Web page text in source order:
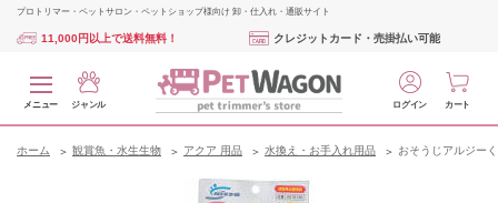
プロトリマー・ペットサロン・ペットショップ様向け 卸・仕入れ・通販サイト
11,000円以上で送料無料！ クレジットカード・売掛払い可能
メニュー ジャンル ログイン カート
ホーム 観賞魚・水生生物 アクア 用品 水換え・お手入れ用品 おそうじアルジー